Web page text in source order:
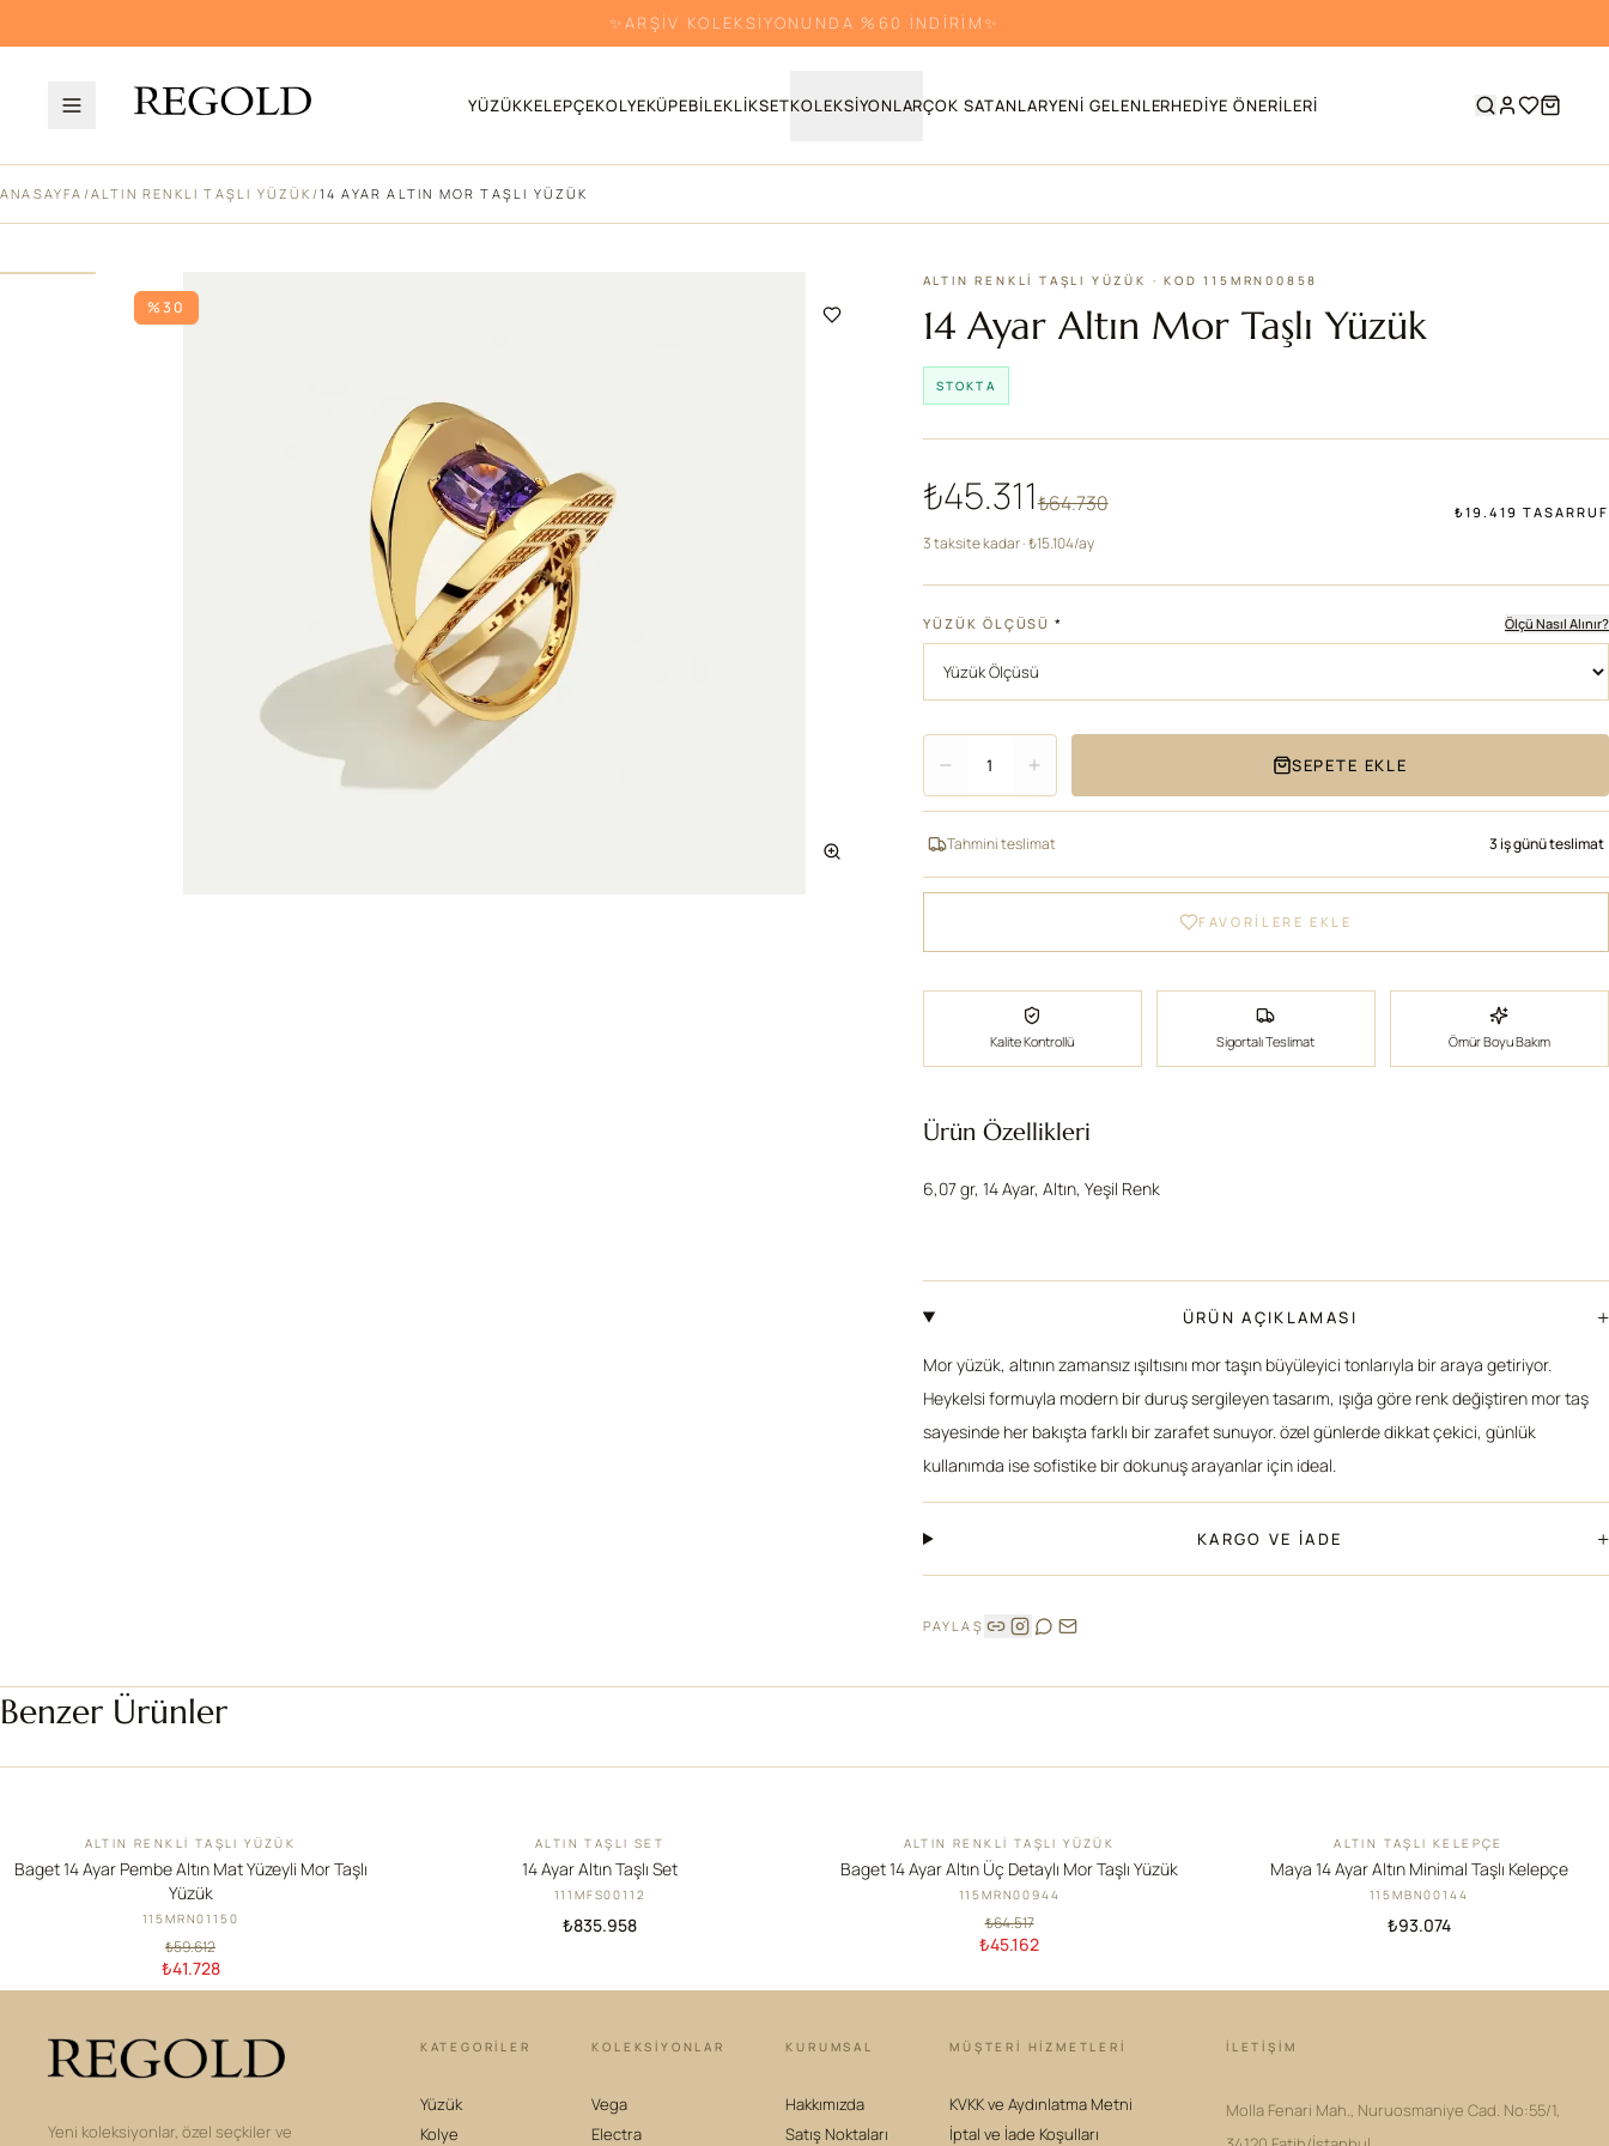
RENKLİ TAŞLI ÜRÜNLERDE %30 İNDİRİM!
YÜZÜKKELEPÇEKOLYEKÜPEBILEKLIKSETKOLEKSIYONLARÇOK SATANLARYENI GELENLERHEDIYE ÖNERILERI
ANASAYFA /ALTIN RENKLI TAŞLI YÜZÜK /14 AYAR ALTIN MOR TAŞLI YÜZÜK
%30
ALTIN RENKLI TAŞLI YÜZÜK · KOD 115MRN00858
14 Ayar Altın Mor Taşlı Yüzük
STOKTA
₺45.311₺64.730 ₺19.419 TASARRUF
3 taksite kadar · ₺15.104/ay
YÜZÜK ÖLÇÜSÜ * Ölçü Nasıl Alınır?
1 SEPETE EKLE
Tahmini teslimat 3 iş günü teslimat
FAVORİLERE EKLE
Kalite Kontrollü Sigortalı Teslimat Ömür Boyu Bakım
Ürün Özellikleri
6,07 gr, 14 Ayar, Altın, Yeşil Renk
ÜRÜN AÇIKLAMASI +
Mor yüzük, altının zamansız ışıltısını mor taşın büyüleyici tonlarıyla bir araya getiriyor.
Heykelsi formuyla modern bir duruş sergileyen tasarım, ışığa göre renk değiştiren mor taş
sayesinde her bakışta farklı bir zarafet sunuyor. özel günlerde dikkat çekici, günlük
kullanımda ise sofistike bir dokunuş arayanlar için ideal.
KARGO VE İADE +
PAYLAŞ
Benzer Ürünler
ALTIN RENKLI TAŞLI YÜZÜK
Baget 14 Ayar Pembe Altın Mat Yüzeyli Mor Taşlı
Yüzük
115MRN01150
₺59.612
₺41.728
ALTIN TAŞLI SET
14 Ayar Altın Taşlı Set
111MFS00112
₺835.958
ALTIN RENKLI TAŞLI YÜZÜK
Baget 14 Ayar Altın Üç Detaylı Mor Taşlı Yüzük
115MRN00944
₺64.517
₺45.162
ALTIN TAŞLI KELEPÇE
Maya 14 Ayar Altın Minimal Taşlı Kelepçe
115MBN00144
₺93.074
Yeni koleksiyonlar, özel seçkiler ve
KATEGORILER
Yüzük
Kolye
KOLEKSIYONLAR
Vega
Electra
KURUMSAL
Hakkımızda
Satış Noktaları
MÜŞTERİ HİZMETLERİ
KVKK ve Aydınlatma Metni
İptal ve İade Koşulları
İLETIŞIM
Molla Fenari Mah., Nuruosmaniye Cad. No:55/1,